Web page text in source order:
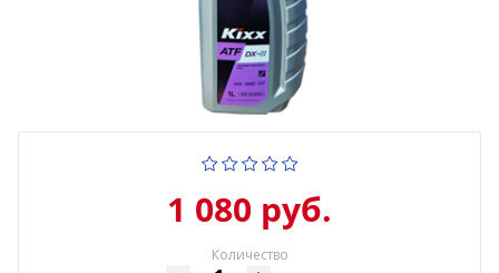
1 080 руб.
Количество